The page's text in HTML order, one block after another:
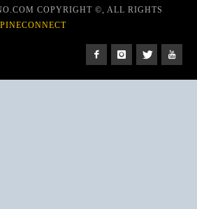
COPYRIGHT ©, ALL RIGHTS